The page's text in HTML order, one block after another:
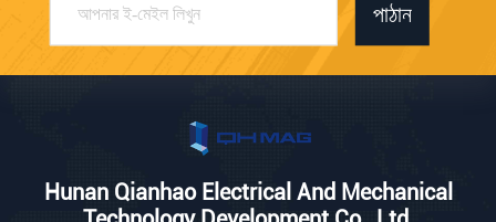
পাঠান
Hunan Qianhao Electrical And Mechanical